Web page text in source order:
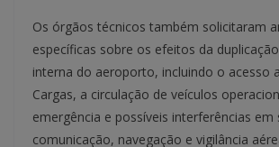
Os órgãos técnicos também solicitaram
específicas sobre os efeitos da
interna do aeroporto, incluindo o acesso
Cargas, a circulação de veículos
emergência e possíveis interferências em
comunicação, navegação e vigilância